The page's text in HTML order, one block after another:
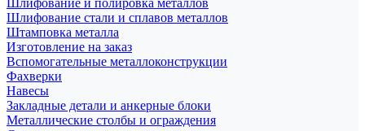
Шлифование и полировка металлов
Шлифование стали и сплавов металлов
Штамповка металла
Изготовление на заказ
Вспомогательные металлоконструкции
Фахверки
Навесы
Закладные детали и анкерные блоки
Металлические столбы и ограждения